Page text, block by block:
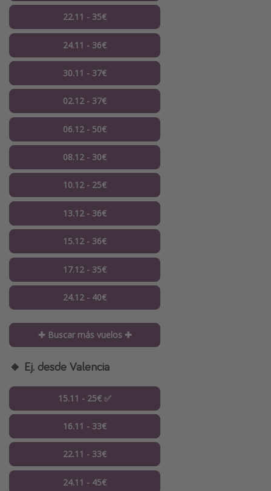
22.11 - 35€
24.11 - 36€
30.11 - 37€
02.12 - 37€
06.12 - 50€
08.12 - 30€
10.12 - 25€
13.12 - 36€
15.12 - 36€
17.12 - 35€
24.12 - 40€
✚ Buscar más vuelos ✚
🔸 Ej. desde Valencia
15.11 - 25€ ✅
16.11 - 33€
22.11 - 33€
24.11 - 45€